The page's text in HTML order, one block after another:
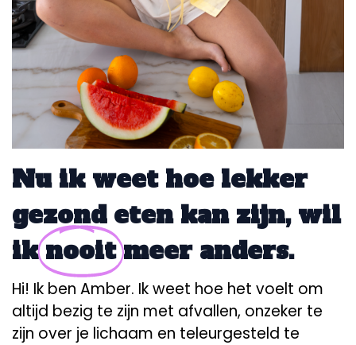
Nu ik weet hoe lekker
gezond eten kan zijn, wil
iknooitmeer anders.
Hi! Ik ben Amber. Ik weet hoe het voelt om
altijd bezig te zijn met afvallen, onzeker te
zijn over je lichaam en teleurgesteld te